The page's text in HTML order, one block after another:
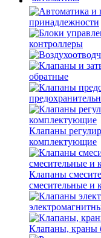
принадлежности
контроллеры
обратные
Клапаны
комплектующие
Клапаны
смесительные и
Клапаны, краны